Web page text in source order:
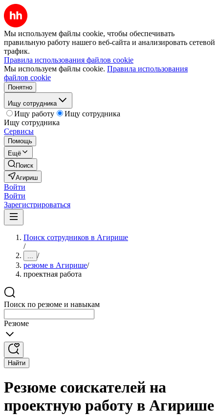
Мы используем файлы cookie, чтобы обеспечивать
правильную работу нашего веб-сайта и анализировать сетевой
трафик.
Правила использования файлов cookie
Мы используем файлы cookie. Правила использования
файлов cookie
Понятно
Ищу сотрудника
Ищу работу
Ищу сотрудника
Ищу сотрудника
Сервисы
Помощь
Ещё
Поиск
Агириш
Войти
Войти
Зарегистрироваться
Поиск сотрудников в Агирише
/
... /
резюме в Агирише/
проектная работа
Поиск по резюме и навыкам
Резюме
Найти
Резюме соискателей на
проектную работу в Агирише